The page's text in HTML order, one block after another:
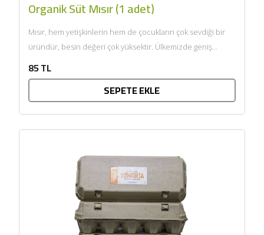
Organik Süt Mısır (1 adet)
Mısır, hem yetişkinlerin hem de çocukların çok sevdiği bir
üründür, besin değeri çok yüksektir. Ülkemizde geniş
85 TL
SEPETE EKLE